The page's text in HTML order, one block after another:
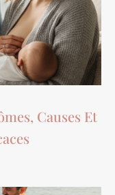
Causes Et